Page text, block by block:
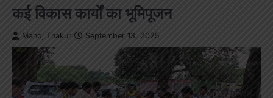
कई विकास कार्यों का भूमिपूजन
Manoj Thakur September 13, 2025